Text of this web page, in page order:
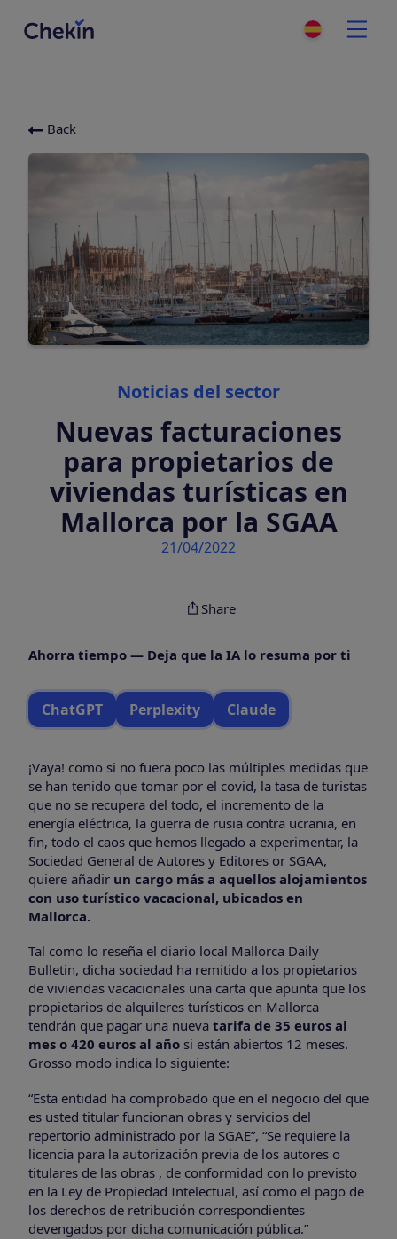
Back
Noticias del sector
Nuevas facturaciones
para propietarios de
viviendas turísticas en
Mallorca por la SGAA
21/04/2022
Share
Ahorra tiempo — Deja que la IA lo resuma por ti
ChatGPT Perplexity Claude
¡Vaya! como si no fuera poco las múltiples medidas que
se han tenido que tomar por el covid, la tasa de turistas
que no se recupera del todo, el incremento de la
energía eléctrica, la guerra de rusia contra ucrania, en
fin, todo el caos que hemos llegado a experimentar, la
Sociedad General de Autores y Editores or SGAA,
quiere añadir un cargo más a aquellos alojamientos
con uso turístico vacacional, ubicados en
Mallorca.
Tal como lo reseña el diario local Mallorca Daily
Bulletin, dicha sociedad ha remitido a los propietarios
de viviendas vacacionales una carta que apunta que los
propietarios de alquileres turísticos en Mallorca
tendrán que pagar una nueva tarifa de 35 euros al
mes o 420 euros al año si están abiertos 12 meses.
Grosso modo indica lo siguiente:
“Esta entidad ha comprobado que en el negocio del que
es usted titular funcionan obras y servicios del
repertorio administrado por la SGAE”, “Se requiere la
licencia para la autorización previa de los autores o
titulares de las obras , de conformidad con lo previsto
en la Ley de Propiedad Intelectual, así como el pago de
los derechos de retribución correspondientes
devengados por dicha comunicación pública.”